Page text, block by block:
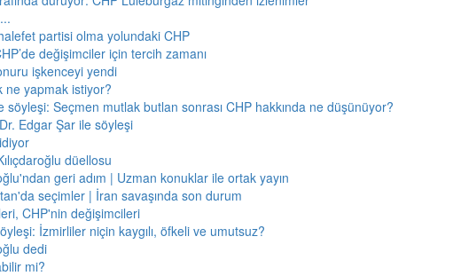
partisi olma yolundaki CHP
değişimciler için tercih zamanı
işkenceyi yendi
ne yapmak istiyor?
söyleşi: Seçmen mutlak butlan sonrası CHP hakkında ne düşünüyor?
Edgar Şar ile söyleşi
düellosu
geri adım | Uzman konuklar ile ortak yayın
seçimler | İran savaşında son durum
CHP'nin değişimcileri
İzmirliler niçin kaygılı, öfkeli ve umutsuz?
dedi
mi?